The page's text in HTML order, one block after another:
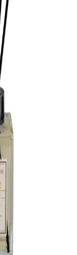
ve Ferahlık
evinizde şık ve
yaşam alanınıza
En Güzel Oda
tasarımları ve
güzelleştirir.
yenileyin.
Uyumlu ve
Yenileyin
doğal ve
dekorasyonla
ve Mobilyada
evinizde
uyum sağlar.